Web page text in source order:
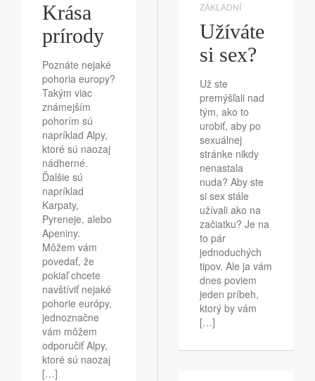
Krása
prírody
Poznáte nejaké
pohoria europy?
Takým viac
známejším
pohorím sú
napríklad Alpy,
ktoré sú naozaj
nádherné.
Ďalšie sú
napríklad
Karpaty,
Pyreneje, alebo
Apeniny.
Môžem vám
povedať, že
pokiaľ chcete
navštíviť nejaké
pohorie európy,
jednoznačne
vám môžem
odporučiť Alpy,
ktoré sú naozaj
[…]
ZÁKLADNÍ
Užíváte
si sex?
Už ste
premýšľali nad
tým, ako to
urobiť, aby po
sexuálnej
stránke nikdy
nenastala
nuda? Aby ste
si sex stále
užívali ako na
začiatku? Je na
to pár
jednoduchých
tipov. Ale ja vám
dnes poviem
jeden príbeh,
ktorý by vám
[…]